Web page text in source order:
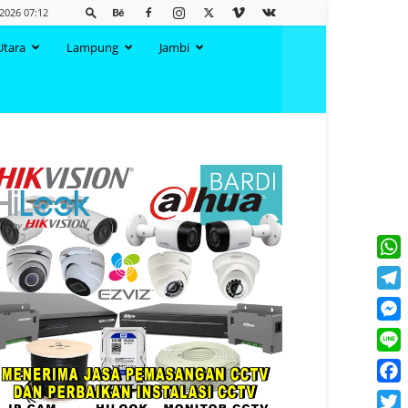
07:12
Lampung Jambi
Line